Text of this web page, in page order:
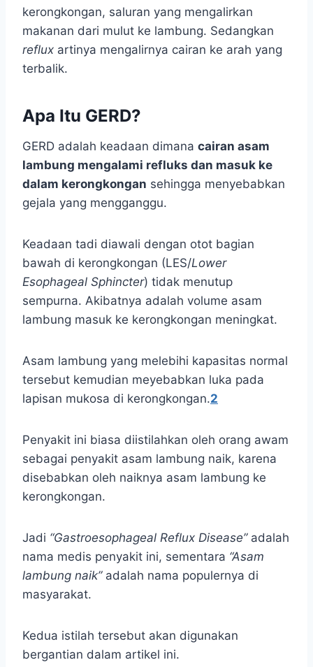
kerongkongan, saluran yang mengalirkan
makanan dari mulut ke lambung. Sedangkan
reflux artinya mengalirnya cairan ke arah yang
terbalik.
Apa Itu GERD?
GERD adalah keadaan dimana cairan asam
lambung mengalami refluks dan masuk ke
dalam kerongkongan sehingga menyebabkan
gejala yang mengganggu.
Keadaan tadi diawali dengan otot bagian
bawah di kerongkongan (LES/Lower
Esophageal Sphincter) tidak menutup
sempurna. Akibatnya adalah volume asam
lambung masuk ke kerongkongan meningkat.
Asam lambung yang melebihi kapasitas normal
tersebut kemudian meyebabkan luka pada
lapisan mukosa di kerongkongan.2
Penyakit ini biasa diistilahkan oleh orang awam
sebagai penyakit asam lambung naik, karena
disebabkan oleh naiknya asam lambung ke
kerongkongan.
Jadi “Gastroesophageal Reflux Disease”adalah
nama medis penyakit ini, sementara “Asam
lambung naik”adalah nama populernya di
masyarakat.
Kedua istilah tersebut akan digunakan
bergantian dalam artikel ini.